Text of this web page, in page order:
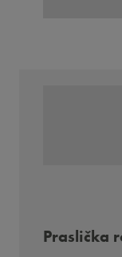
Praslička